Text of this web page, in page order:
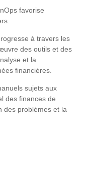
favorise
à travers les
des outils et des
et la
financières.
sujets aux
des finances de
des problèmes et la